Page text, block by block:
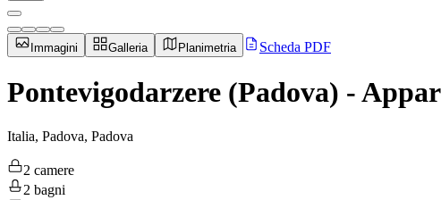
Immagini Galleria Planimetria Scheda PDF
Pontevigodarzere (Padova) -
Italia, Padova, Padova
2 camere
2 bagni